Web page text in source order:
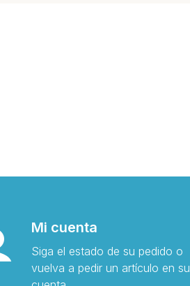
Mi cuenta
Siga el estado de su pedido o
vuelva a pedir un artículo en su